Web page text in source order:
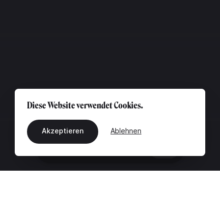
Diese Website verwendet Cookies.
Akzeptieren Ablehnen